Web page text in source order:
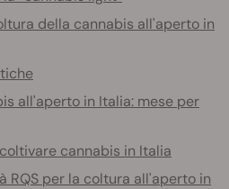
della cannabis all'aperto in
all'aperto in Italia: mese per
cannabis in Italia
RQS per la coltura all'aperto in